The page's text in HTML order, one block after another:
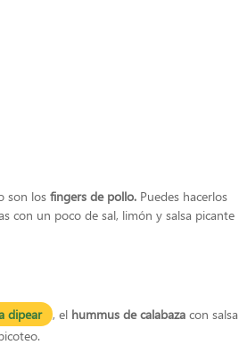
son los fingers de pollo. Puedes hacerlos
con un poco de sal, limón y salsa picante
dipear , el hummus de calabaza con salsa